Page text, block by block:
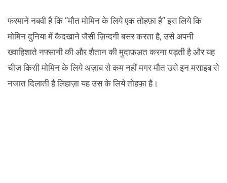
फरमाने नबवी है कि “मौत मोमिन के लिये एक तोहफ़ा है” इस लिये कि
मोमिन दुनिया में कैदखाने जैसी ज़िन्दगी बसर करता है, उसे अपनी
ख्वाहिशाते नफ्सानी की और शैतान की मुदाफ़अत करना पड़ती है और यह
चीज़ किसी मोमिन के लिये अज़ाब से कम नहीं मगर मौत उसे इन मसाइब से
नजात दिलाती है लिहाज़ा यह उस के लिये तोहफ़ा है।